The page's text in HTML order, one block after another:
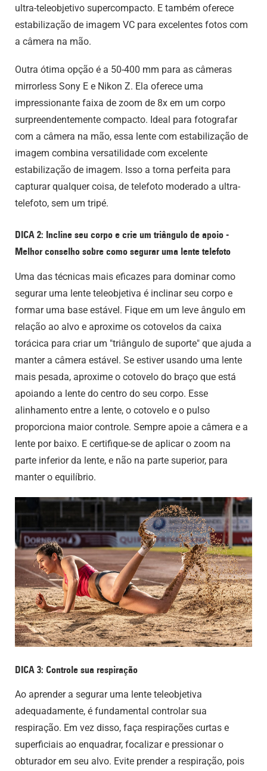
ultra-teleobjetivo supercompacto. E também oferece
estabilização de imagem VC para excelentes fotos com
a câmera na mão.
Outra ótima opção é a 50-400 mm para as câmeras
mirrorless Sony E e Nikon Z. Ela oferece uma
impressionante faixa de zoom de 8x em um corpo
surpreendentemente compacto. Ideal para fotografar
com a câmera na mão, essa lente com estabilização de
imagem combina versatilidade com excelente
estabilização de imagem. Isso a torna perfeita para
capturar qualquer coisa, de telefoto moderado a ultra-
telefoto, sem um tripé.
DICA 2: Incline seu corpo e crie um triângulo de apoio -
Melhor conselho sobre como segurar uma lente telefoto
Uma das técnicas mais eficazes para dominar como
segurar uma lente teleobjetiva é inclinar seu corpo e
formar uma base estável. Fique em um leve ângulo em
relação ao alvo e aproxime os cotovelos da caixa
torácica para criar um "triângulo de suporte" que ajuda a
manter a câmera estável. Se estiver usando uma lente
mais pesada, aproxime o cotovelo do braço que está
apoiando a lente do centro do seu corpo. Esse
alinhamento entre a lente, o cotovelo e o pulso
proporciona maior controle. Sempre apoie a câmera e a
lente por baixo. E certifique-se de aplicar o zoom na
parte inferior da lente, e não na parte superior, para
manter o equilíbrio.
DICA 3: Controle sua respiração
Ao aprender a segurar uma lente teleobjetiva
adequadamente, é fundamental controlar sua
respiração. Em vez disso, faça respirações curtas e
superficiais ao enquadrar, focalizar e pressionar o
obturador em seu alvo. Evite prender a respiração, pois